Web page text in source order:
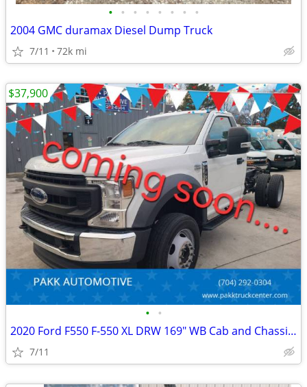
• • • • • • • •
2004 GMC duramax Diesel Dump Truck
7/11 72k mi
• •
2020 Ford F550 F-550 XL DRW 169" WB Cab and Chassis 4x4 Diesel
7/11
$37,900